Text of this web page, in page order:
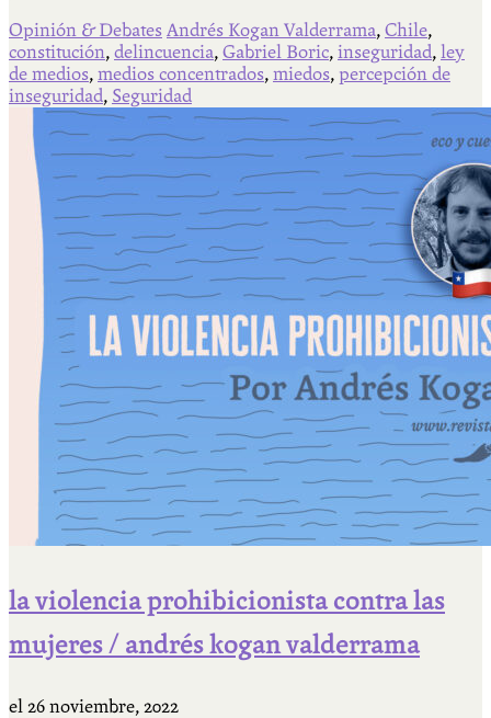
Opinión & Debates Andrés Kogan Valderrama, Chile,
constitución, delincuencia, Gabriel Boric, inseguridad, ley
de medios, medios concentrados, miedos, percepción de
inseguridad, Seguridad
la violencia prohibicionista contra las
mujeres / andrés kogan valderrama
el 26 noviembre, 2022